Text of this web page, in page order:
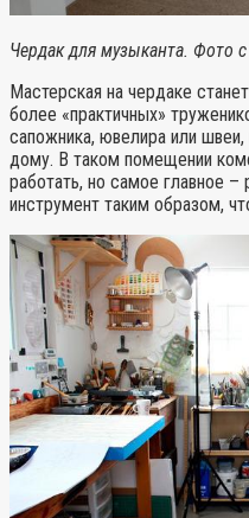
Чердак для музыканта. Фото
Мастерская на чердаке
более «практичных»
сапожника, ювелира или
дому. В таком помещении
работать, но самое главное
инструмент таким образом,